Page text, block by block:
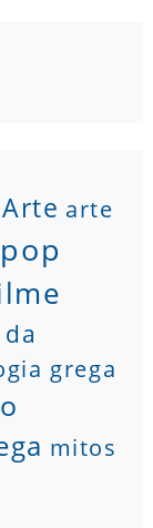
Arte arte
grega
mitos